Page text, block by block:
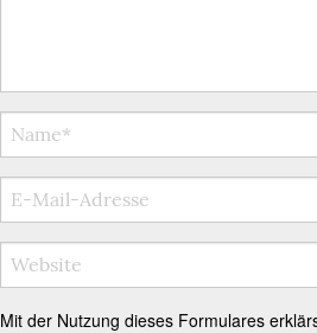
Mit der Nutzung dieses Formulares